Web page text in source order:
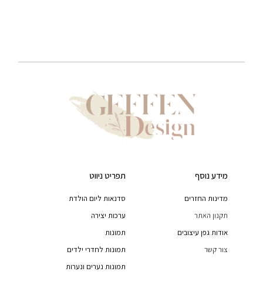
מידע נוסף
מדינות החזרים
תקנון האתר
אודות גפן עיצובים
צור קשר
תפריט ניווט
סדנאות ליום הולדת
ערכות יצירה
תמונות
תמונות לחדרי ילדים
תמונות נערים ונערות